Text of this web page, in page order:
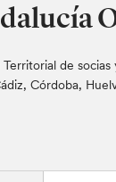
de socias
Córdoba,